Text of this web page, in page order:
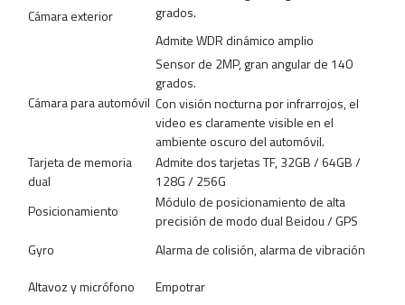
Cámara exterior
grados.
Admite WDR dinámico amplio
Cámara para automóvil
Sensor de 2MP, gran angular de 140
grados.
Con visión nocturna por infrarrojos, el
video es claramente visible en el
ambiente oscuro del automóvil.
Tarjeta de memoria
dual
Admite dos tarjetas TF, 32GB / 64GB /
128G / 256G
Posicionamiento
Módulo de posicionamiento de alta
precisión de modo dual Beidou / GPS
Gyro
Alarma de colisión, alarma de vibración
Altavoz y micrófono
Empotrar